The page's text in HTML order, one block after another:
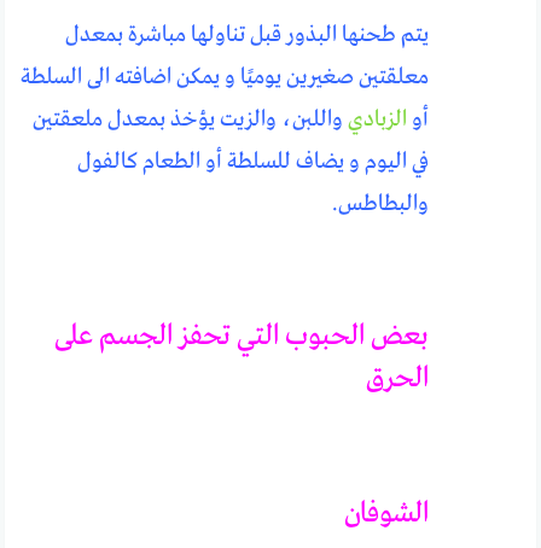
يتم طحنها البذور قبل تناولها مباشرة بمعدل
معلقتين صغيرين يوميًا و يمكن اضافته الى السلطة
أو الزبادي واللبن، والزيت يؤخذ بمعدل ملعقتين
في اليوم و يضاف للسلطة أو الطعام كالفول
والبطاطس.
بعض الحبوب التي تحفز الجسم على
الحرق
الشوفان